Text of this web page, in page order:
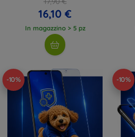
16,10 €
In magazzino > 5 pz
-10% -10%